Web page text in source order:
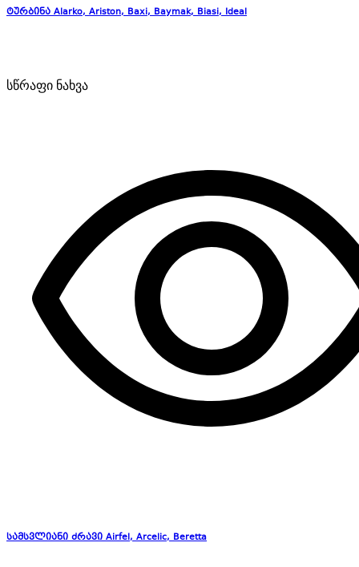
ტურბინა Alarko, Ariston, Baxi, Baymak, Biasi, Ideal
სწრაფი ნახვა
სამსვლიანი ძრავი Airfel, Arcelic, Beretta